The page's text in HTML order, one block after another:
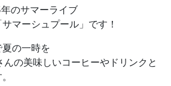
のサマーライブ
マーシュプール」です！
の一時を
の美味しいコーヒーやドリンクと